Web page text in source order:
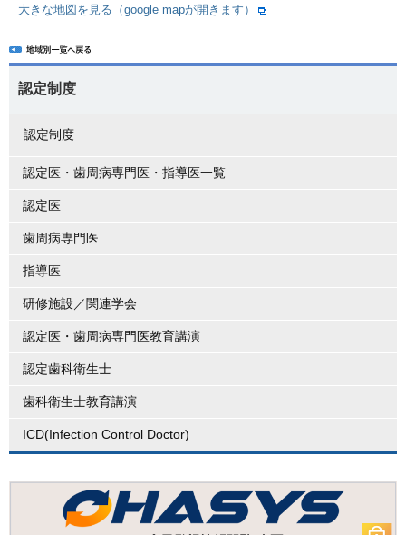
大きな地図を見る（google mapが開きます）
認定制度
認定制度
認定医・歯周病専門医・指導医一覧
認定医
歯周病専門医
指導医
研修施設／関連学会
認定医・歯周病専門医教育講演
認定歯科衛生士
歯科衛生士教育講演
ICD(Infection Control Doctor)